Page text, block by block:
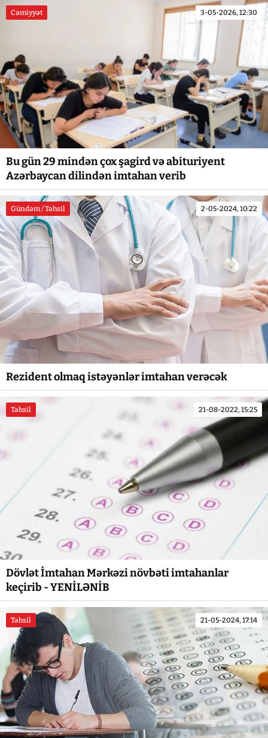
Cəmiyyət 3-05-2026, 12:30
Bu gün 29 mindən çox şagird və abituriyent
Azərbaycan dilindən imtahan verib
Gündəm / Təhsil 2-05-2024, 10:22
Rezident olmaq istəyənlər imtahan verəcək
Təhsil 21-08-2022, 15:25
Dövlət İmtahan Mərkəzi növbəti imtahanlar
keçirib - YENİLƏNİB
Təhsil 21-05-2024, 17:14